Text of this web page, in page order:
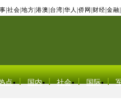
社会 地方 港澳 台湾 华人 侨网 财经 金融
点 国内 社会 国际